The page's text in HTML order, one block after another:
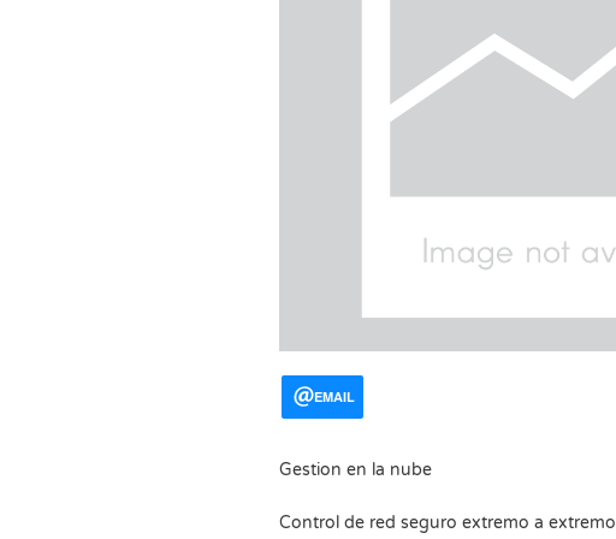
EMAIL
Gestion en la nube
Control de red seguro extremo a extremo